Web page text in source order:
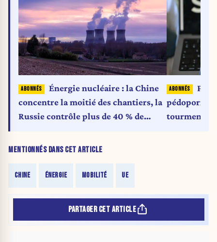
MENTIONNÉS DANS CET ARTICLE
CHINE ÉNERGIE MOBILITÉ UE
Énergie nucléaire : la Chine
concentre la moitié des chantiers, la
Russie contrôle plus de 40 % de
tourmente,
PARTAGER CET ARTICLE